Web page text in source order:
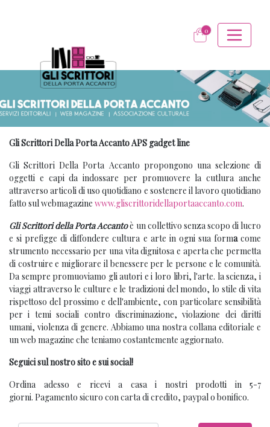
0
Gli Scrittori Della Porta Accanto APS gadget line
Gli Scrittori Della Porta Accanto propongono una selezione di
oggetti e capi da indossare per promuovere la cutlura anche
attraverso articoli di uso quotidiano e sostenere il lavoro quotidiano
fatto sul webmagazine www.gliscrittoridellaportaaccanto.com.
Gli Scrittori della Porta Accantoè un collettivo senza scopo di lucro
e si prefigge di diffondere cultura e arte in ogni sua formacome
strumento necessario per una vita dignitosa e aperta che permetta
di costruire e migliorare il benessere per le persone e le comunità.
Da sempre promuoviamo gli autori e i loro libri, l'arte. la scienza, i
viaggi attraverso le culture e le tradizioni del mondo, lo stile di vita
rispettoso del prossimo e dell'ambiente, con particolare sensibilità
per i temi sociali contro discriminazione, violazione dei diritti
umani, violenza di genere. Abbiamo una nostra collana editoriale e
un web magazine che teniamo costantemente aggiornato.
Seguici sul nostro sito e sui social!
Ordina adesso e ricevi a casa i nostri prodotti in 5-7
giorni. Pagamento sicuro con carta di credito, paypal o bonifico.